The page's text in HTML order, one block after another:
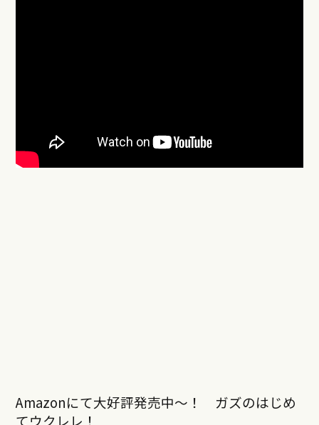
Amazonにて大好評発売中〜！ ガズのはじめ
てウクレレ！